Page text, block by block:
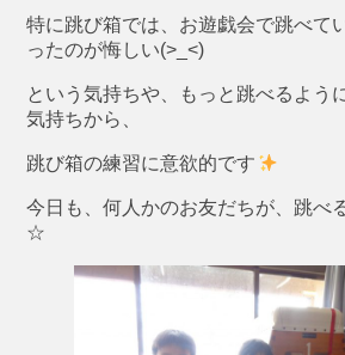
特に跳び箱では、お遊戯会で跳べて
ったのが悔しい(>_<)
という気持ちや、もっと跳べるよう
気持ちから、
跳び箱の練習に意欲的です
今日も、何人かのお友だちが、跳べ
☆